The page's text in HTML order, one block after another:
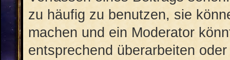
zu häufig zu benutzen, sie
machen und ein Moderator
entsprechend überarbeiten